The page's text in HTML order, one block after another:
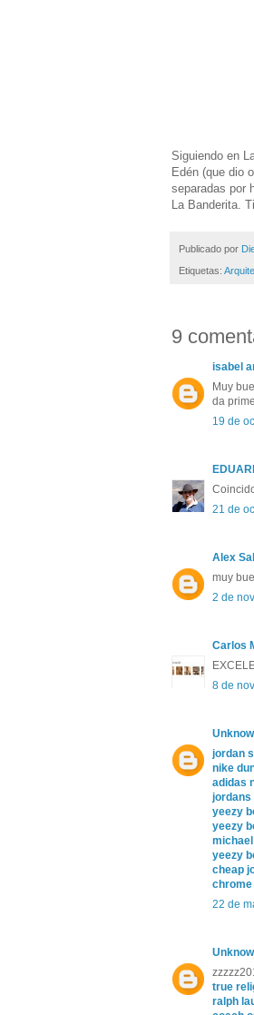
Siguiendo en
Edén (que dio
separadas por
La Banderita.
Publicado por
Etiquetas:
9
isabel
Muy
da
19 de
21 de
Alex
muy
2 de
Carlos
8 de
jordan
nike
adidas
jordans
yeezy
yeezy
yeezy
cheap
22 de
true
ralph